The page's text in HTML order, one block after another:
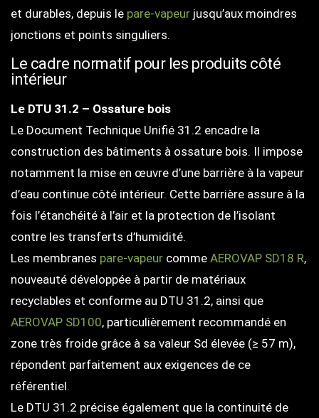
et durables, depuis le pare-vapeur jusqu’aux moindres
jonctions et points singuliers.
Le cadre normatif pour les produits côté
intérieur
Le DTU 31.2 – Ossature bois
Le Document Technique Unifié 31.2 encadre la
construction des bâtiments à ossature bois. Il impose
notamment la mise en œuvre d’une barrière à la vapeur
d’eau continue côté intérieur. Cette barrière assure à la
fois l’étanchéité à l’air et la protection de l’isolant
contre les transferts d’humidité.
Les membranes pare-vapeur comme AEROVAP SD18 R,
nouveauté développée à partir de matériaux
recyclables et conforme au DTU 31.2, ainsi que
AEROVAP SD100, particulièrement recommandé en
zone très froide grâce à sa valeur Sd élevée (≥ 57 m),
répondent parfaitement aux exigences de ce
référentiel.
Le DTU 31.2 précise également que la continuité de